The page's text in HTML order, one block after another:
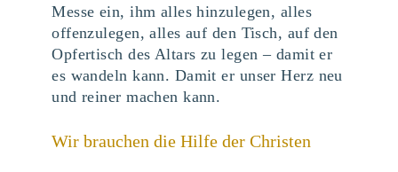
Messe ein, ihm alles hinzulegen, alles
offenzulegen, alles auf den Tisch, auf den
Opfertisch des Altars zu legen – damit er
es wandeln kann. Damit er unser Herz neu
und reiner machen kann.
Wir brauchen die Hilfe der Christen